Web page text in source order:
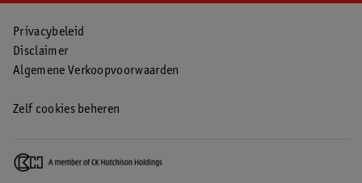
Privacybeleid
Disclaimer
Algemene Verkoopvoorwaarden
Zelf cookies beheren